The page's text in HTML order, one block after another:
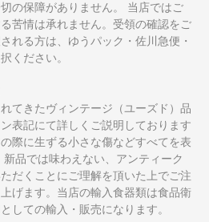
の保障がありません。 当店ではご
苦情は承れません。受領の確認をご
れる方は、ゆうパック・佐川急便・
ください。
てきたヴィンテージ（ユーズド）品
表記にて詳しくご説明しております
際に生ずる小さな傷などすべてを表
品では味わえない、アンティーク
だくことにご理解を頂いた上でご注
げます。当店の輸入食器類は食品衛
しての輸入・販売になります。